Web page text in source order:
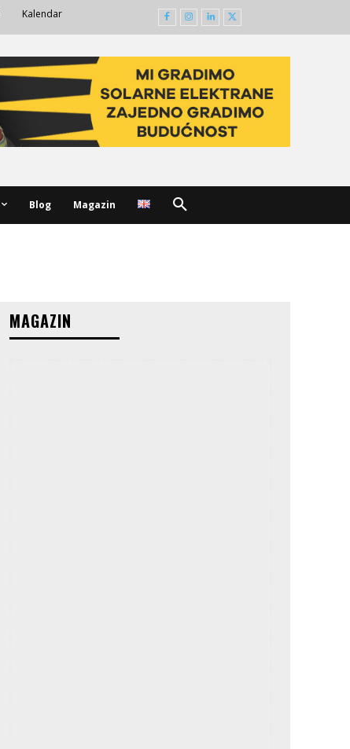
Kalendar
Blog Magazin
MAGAZIN